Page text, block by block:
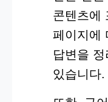
콘텐츠에
페이지에
답변을
있습니다.